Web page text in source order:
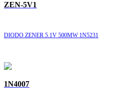
ZEN-5V1
DIODO ZENER 5.1V 500MW 1N5231
1N4007